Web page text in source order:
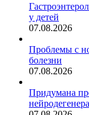
у детей
07.08.2026
Проблемы с
болезни
07.08.2026
Придумана